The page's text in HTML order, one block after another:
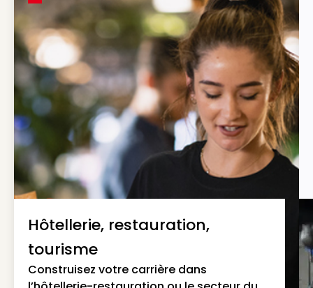
Hôtellerie, restauration,
tourisme
Construisez votre carrière dans